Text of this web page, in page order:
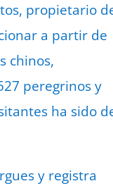
propietario
a partir de
chinos,
peregrinos y
ha sido
y registra